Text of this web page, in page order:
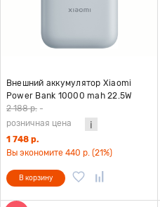
Внешний аккумулятор Xiaomi
Power Bank 10000 mah 22.5W
(BHR9073GL) со встроенным
кабелем, голубой
2 188 р. -
розничная цена
1 748 р.
Вы экономите 440 р. (21%)
В корзину